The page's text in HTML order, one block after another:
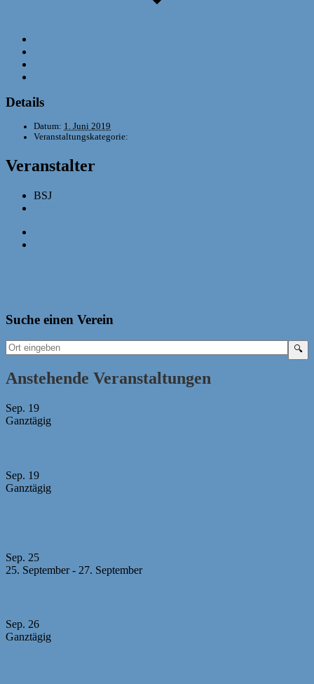
Details
Datum: 1. Juni 2019
Veranstaltungskategorie:
Veranstalter
BSJ
Suche einen Verein
Anstehende Veranstaltungen
Sep. 19
Ganztägig
Sep. 19
Ganztägig
Sep. 25
25. September- 27. September
Sep. 26
Ganztägig